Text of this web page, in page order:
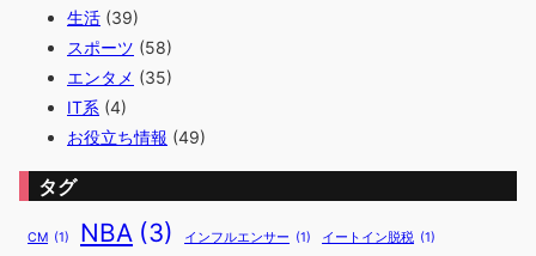
生活 (39)
スポーツ (58)
エンタメ (35)
IT系 (4)
お役立ち情報 (49)
タグ
CM (1) NBA (3) インフルエンサー (1) イートイン脱税 (1)